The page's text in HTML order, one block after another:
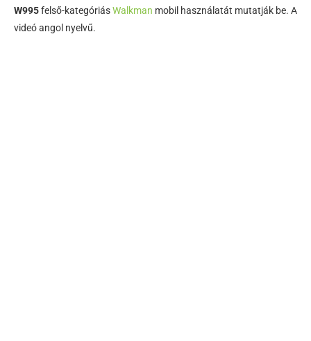
W995felső-kategóriásWalkman mobil használatát mutatják be. A
videó angol nyelvű.